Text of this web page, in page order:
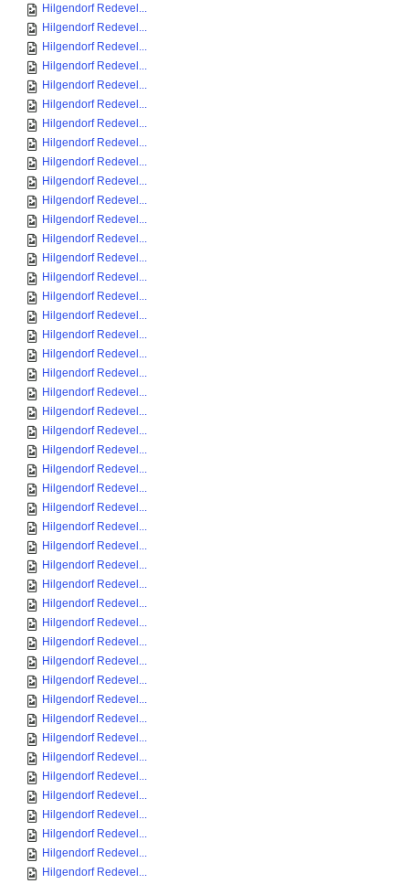
Hilgendorf Redevel...
Hilgendorf Redevel...
Hilgendorf Redevel...
Hilgendorf Redevel...
Hilgendorf Redevel...
Hilgendorf Redevel...
Hilgendorf Redevel...
Hilgendorf Redevel...
Hilgendorf Redevel...
Hilgendorf Redevel...
Hilgendorf Redevel...
Hilgendorf Redevel...
Hilgendorf Redevel...
Hilgendorf Redevel...
Hilgendorf Redevel...
Hilgendorf Redevel...
Hilgendorf Redevel...
Hilgendorf Redevel...
Hilgendorf Redevel...
Hilgendorf Redevel...
Hilgendorf Redevel...
Hilgendorf Redevel...
Hilgendorf Redevel...
Hilgendorf Redevel...
Hilgendorf Redevel...
Hilgendorf Redevel...
Hilgendorf Redevel...
Hilgendorf Redevel...
Hilgendorf Redevel...
Hilgendorf Redevel...
Hilgendorf Redevel...
Hilgendorf Redevel...
Hilgendorf Redevel...
Hilgendorf Redevel...
Hilgendorf Redevel...
Hilgendorf Redevel...
Hilgendorf Redevel...
Hilgendorf Redevel...
Hilgendorf Redevel...
Hilgendorf Redevel...
Hilgendorf Redevel...
Hilgendorf Redevel...
Hilgendorf Redevel...
Hilgendorf Redevel...
Hilgendorf Redevel...
Hilgendorf Redevel...